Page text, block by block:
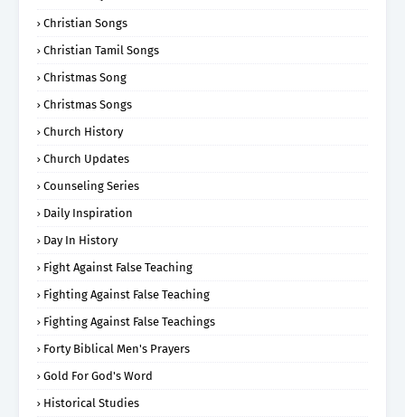
Christian Songs
Christian Tamil Songs
Christmas Song
Christmas Songs
Church History
Church Updates
Counseling Series
Daily Inspiration
Day In History
Fight Against False Teaching
Fighting Against False Teaching
Fighting Against False Teachings
Forty Biblical Men's Prayers
Gold For God's Word
Historical Studies